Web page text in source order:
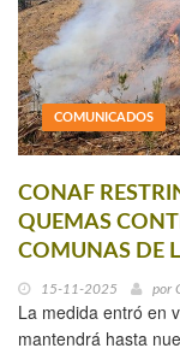
COMUNICADOS
CONAF
QUEMAS
COMUNAS DE
15-11-2025 por
La medida entró en
mantendrá hasta